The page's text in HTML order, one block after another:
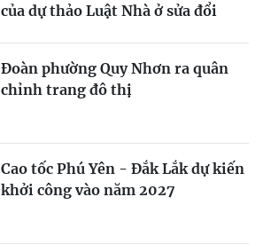
của dự thảo Luật Nhà ở sửa đổi
Đoàn phường Quy Nhơn ra quân
chỉnh trang đô thị
Cao tốc Phú Yên - Đắk Lắk dự kiến
khởi công vào năm 2027